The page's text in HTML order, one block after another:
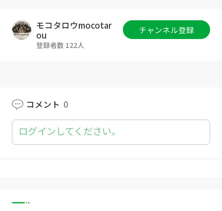
DAISO：グラデーションウール
カラー：レッドミックス
羊毛100％
綿100％
1玉使いました。
[使用したかぎ針]
楽天リンク▶
モコタロウmocotar
ou
登録者数 122人
チャンネル登録
コメント 0
ログインしてください。